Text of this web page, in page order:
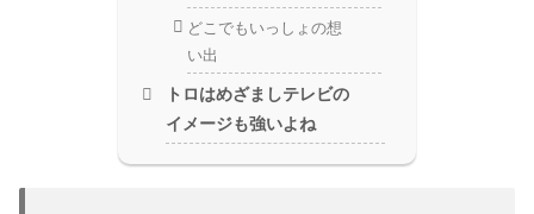
どこでもいっしょの想
い出
トロはめざましテレビの
イメージも強いよね